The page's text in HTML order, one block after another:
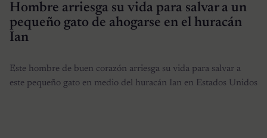
Hombre arriesga su vida para salvar a un
pequeño gato de ahogarse en el huracán
Ian
Este hombre de buen corazón arriesga su vida para salvar a
este pequeño gato en medio del huracán Ian en Estados Unidos